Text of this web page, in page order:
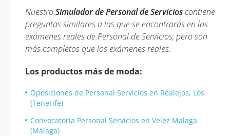
NuestroSimulador de Personal de Servicioscontiene
preguntas similares a las que se encontrarás en los
exámenes reales de Personal de Servicios, pero son
más completos que los exámenes reales.
Los productos más de moda:
Oposiciones de Personal Servicios en Realejos, Los
(Tenerife)
Convocatoria Personal Servicios en Velez Malaga
(Málaga)